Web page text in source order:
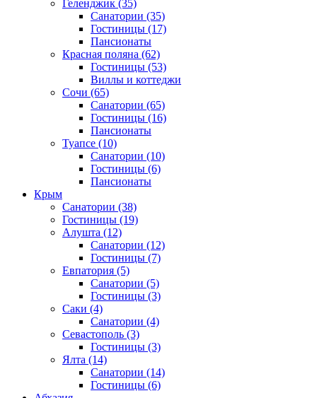
Геленджик (35)
Санатории (35)
Гостиницы (17)
Пансионаты
Красная поляна (62)
Гостиницы (53)
Виллы и коттеджи
Сочи (65)
Санатории (65)
Гостиницы (16)
Пансионаты
Туапсе (10)
Санатории (10)
Гостиницы (6)
Пансионаты
Крым
Санатории (38)
Гостиницы (19)
Алушта (12)
Санатории (12)
Гостиницы (7)
Евпатория (5)
Санатории (5)
Гостиницы (3)
Саки (4)
Санатории (4)
Севастополь (3)
Гостиницы (3)
Ялта (14)
Санатории (14)
Гостиницы (6)